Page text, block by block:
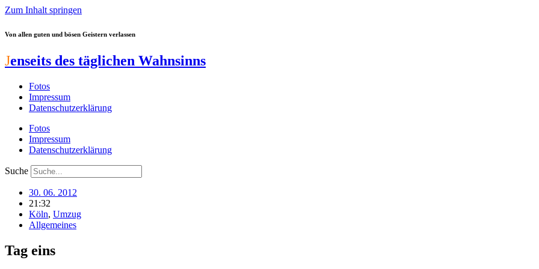
Zum Inhalt springen
Von allen guten und bösen Geistern verlassen
Jenseits des täglichen Wahnsinns
Fotos
Impressum
Datenschutzerklärung
Fotos
Impressum
Datenschutzerklärung
Suche
30. 06. 2012
21:32
Köln, Umzug
Allgemeines
Tag eins